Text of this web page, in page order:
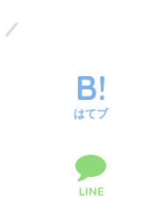
はてブ
LINE